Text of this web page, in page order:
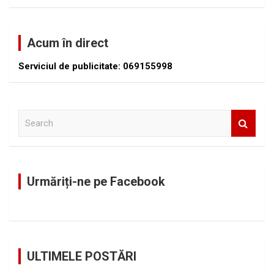
Acum în direct
Serviciul de publicitate: 069155998
Urmăriți-ne pe Facebook
ULTIMELE POSTĂRI